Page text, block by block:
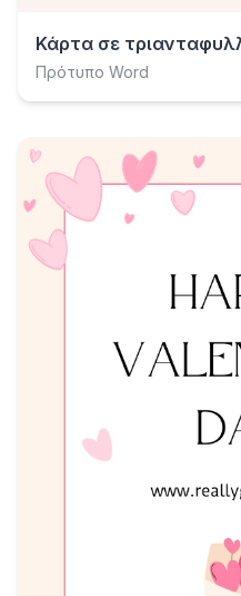
Πρότυπο Word